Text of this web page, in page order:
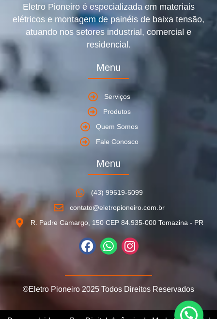
Eletro Pioneiro é especializada em materiais
elétricos e montagem de painéis de baixa tensão,
atuando nos setores industrial, comercial e
residencial.
Menu
Serviços
Produtos
Quem Somos
Fale Conosco
Menu
(43) 99619-6099
contato@eletropioneiro.com.br
R. Padre Camargo, 150 CEP 84.935-000 Tomazina - PR
©Eletro Pioneiro 2025 Todos Direitos Reservados